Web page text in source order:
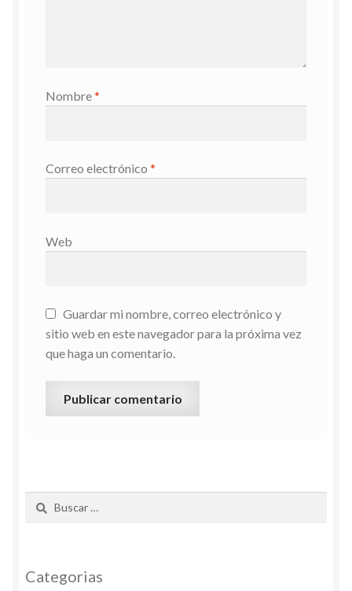
Nombre*
Correo electrónico *
Web
Guardar mi nombre, correo electrónico y
sitio web en este navegador para la próxima vez
que haga un comentario.
Categorias